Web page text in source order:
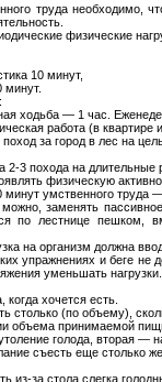
труда необходимо,
физические
10 минут,
минут.
ходьба — 1 час.
работа (в квартире
за город в лес на
2-3 похода на
физическую
минут умственного
заменять
по лестнице пешком,
на организм должна
упражнениях и беге не
уменьшать нагрузки.
когда хочется есть.
столько (по объему),
объема принимаемой
голода, вторая —
съесть еще столько
из-за стола слегка